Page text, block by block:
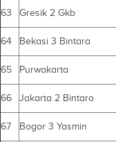
63 Gresik 2 Gkb
64 Bekasi 3 Bintara
65 Purwakarta
66 Jakarta 2 Bintaro
67 Bogor 3 Yasmin